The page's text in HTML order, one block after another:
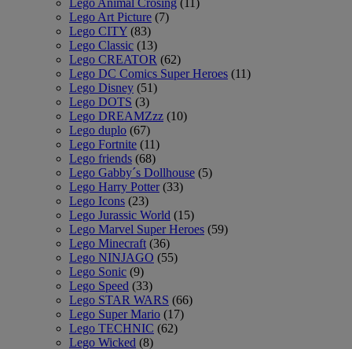
Lego Art Picture (7)
Lego CITY (83)
Lego Classic (13)
Lego CREATOR (62)
Lego DC Comics Super Heroes (11)
Lego Disney (51)
Lego DOTS (3)
Lego DREAMZzz (10)
Lego duplo (67)
Lego Fortnite (11)
Lego friends (68)
Lego Gabby´s Dollhouse (5)
Lego Harry Potter (33)
Lego Icons (23)
Lego Jurassic World (15)
Lego Marvel Super Heroes (59)
Lego Minecraft (36)
Lego NINJAGO (55)
Lego Sonic (9)
Lego Speed (33)
Lego STAR WARS (66)
Lego Super Mario (17)
Lego TECHNIC (62)
Lego Wicked (8)